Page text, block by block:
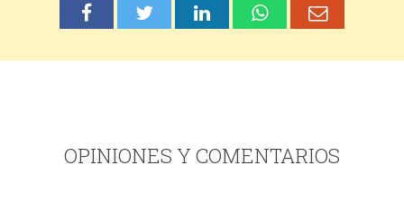
OPINIONES Y COMENTARIOS